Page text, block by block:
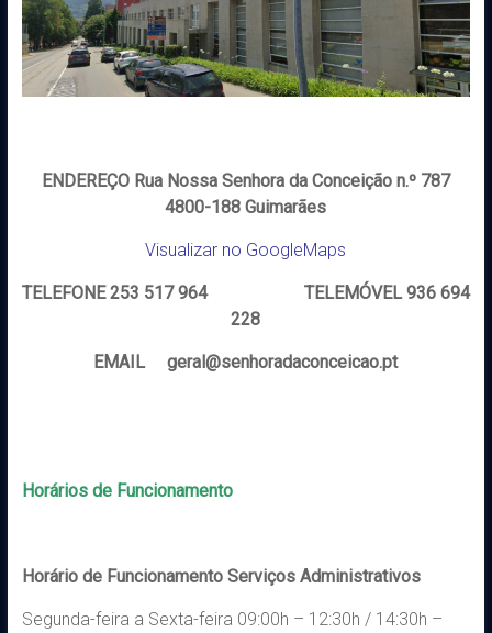
ENDEREÇO Rua Nossa Senhora da Conceição n.º 787
4800-188 Guimarães
Visualizar no GoogleMaps
TELEFONE 253 517 964 TELEMÓVEL 936 694
228
EMAIL geral@senhoradaconceicao.pt
Horários de Funcionamento
Horário de Funcionamento Serviços Administrativos
Segunda-feira a Sexta-feira 09:00h – 12:30h / 14:30h –